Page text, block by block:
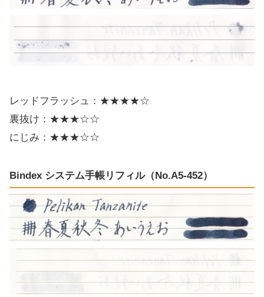
レッドフラッシュ：★★★★☆
裏抜け：★★★☆☆
にじみ：★★★☆☆
Bindex システム手帳リフィル（No.A5-452）